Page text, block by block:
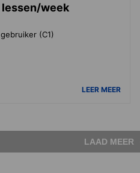
lessen/week
(C1)
LEER MEER
LAAD MEER